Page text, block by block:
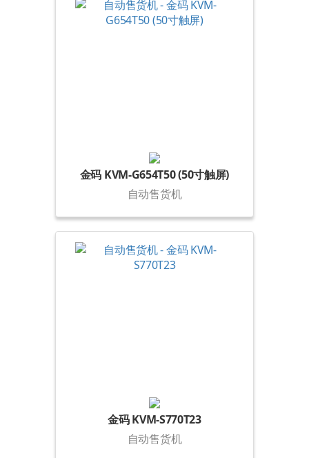
金码 KVM-G654T50 (50寸触屏)
自动售货机
金码 KVM-S770T23
自动售货机